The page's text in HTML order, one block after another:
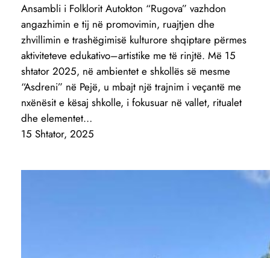
Ansambli i Folklorit Autokton “Rugova” vazhdon
angazhimin e tij në promovimin, ruajtjen dhe
zhvillimin e trashëgimisë kulturore shqiptare përmes
aktiviteteve edukativo–artistike me të rinjtë. Më 15
shtator 2025, në ambientet e shkollës së mesme
“Asdreni” në Pejë, u mbajt një trajnim i veçantë me
nxënësit e kësaj shkolle, i fokusuar në vallet, ritualet
dhe elementet…
15 Shtator, 2025